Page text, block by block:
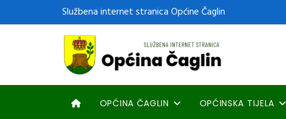
Službena internet stranica Općine Čaglin
OPĆINA ČAGLIN OPĆINSKA TIJELA